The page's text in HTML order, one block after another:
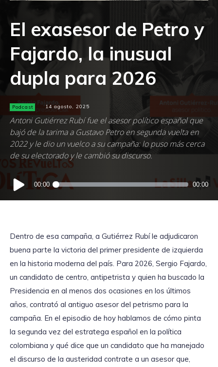
El exasesor de Petro y
Fajardo, la inusual
dupla para 2026
Podcast 14 agosto, 2025
Antoni Gutiérrez Rubí fue el asesor político español que
bajó de la tarima a Gustavo Petro en segunda vuelta en
2022 y le dio un vuelco a su campaña: lo puso más cerca
de su electorado y le cambió su discurso.
Reproductor
de
audio
00:00 00:00
Dentro de esa campaña, a Gutiérrez Rubí le adjudicaron
buena parte la victoria del primer presidente de izquierda
en la historia moderna del país. Para 2026, Sergio Fajardo,
un candidato de centro, antipetrista y quien ha buscado la
Presidencia en al menos dos ocasiones en los últimos
años, contrató al antiguo asesor del petrismo para la
campaña. En el episodio de hoy hablamos de cómo pinta
la segunda vez del estratega español en la política
colombiana y qué dice que un candidato que ha manejado
el discurso de la austeridad contrate a un asesor que,